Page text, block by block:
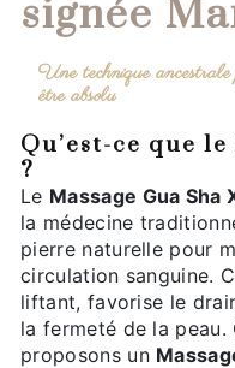
signée
Une technique ancestrale pour une peau éclatante et un bien-
être absolu
Qu’est-ce que le Massage Gua Sha XL
?
Le Massage Gua Sha
la médecine
pierre naturelle pour
circulation sanguine.
liftant, favorise le
la fermeté de la peau.
proposons un